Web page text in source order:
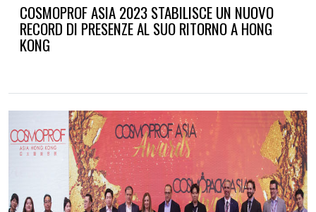
COSMOPROF ASIA 2023 STABILISCE UN NUOVO
RECORD DI PRESENZE AL SUO RITORNO A HONG
KONG